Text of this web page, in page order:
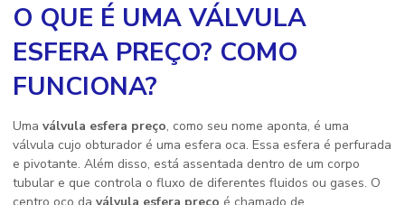
O QUE É UMA VÁLVULA
ESFERA PREÇO? COMO
FUNCIONA?
Uma válvula esfera preço, como seu nome aponta, é uma
válvula cujo obturador é uma esfera oca. Essa esfera é perfurada
e pivotante. Além disso, está assentada dentro de um corpo
tubular e que controla o fluxo de diferentes fluidos ou gases. O